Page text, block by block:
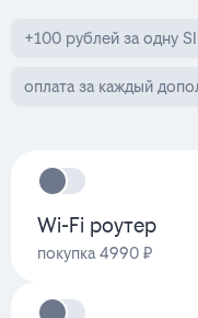
+100 рублей за одну
оплата за каждый
Wi-Fi роутер
покупка 4990 ₽